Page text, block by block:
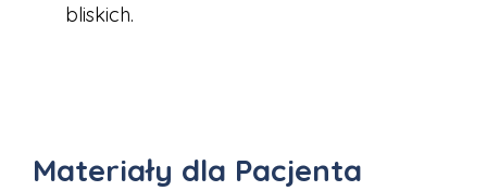
bliskich.
Materiały dla Pacjenta